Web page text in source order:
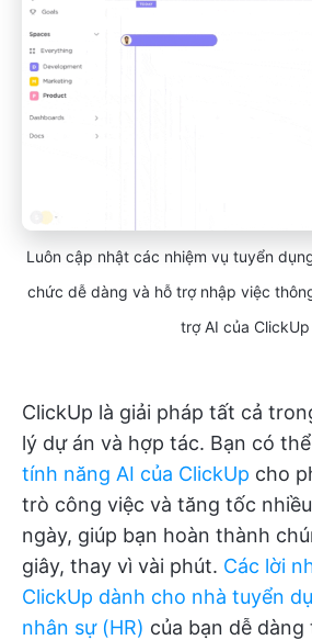
Luôn cập nhật các nhiệm vụ tuyển
chức dễ dàng và hỗ trợ nhập việc
trợ AI của ClickUp
ClickUp là giải pháp tất cả
lý dự án và hợp tác. Bạn có
tính năng AI của ClickUp cho
trò công việc và tăng tốc
ngày, giúp bạn hoàn thành
giây, thay vì vài phút. Các lời
ClickUp dành cho nhà tuyển
nhân sự (HR) của bạn dễ